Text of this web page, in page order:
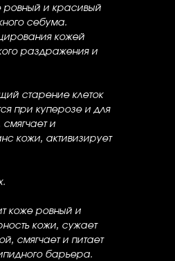
ровный и красивый
себума.
кожей
раздражения и
старение клеток
при куперозе и для
и
кожи, активизирует
коже ровный и
кожи, сужает
смягчает и питает
барьера.